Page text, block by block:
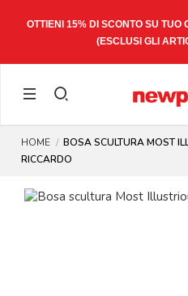
OTTIENI 15% DI SCONTO SU TUO
(ESCLUSI GLI
HOME
BOSA SCULTURA MOST
RICCARDO